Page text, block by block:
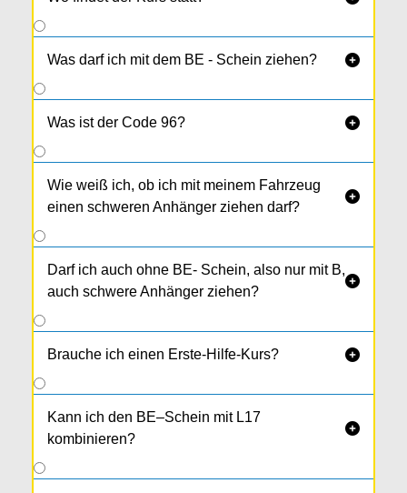
Was darf ich mit dem BE - Schein ziehen? 
Was ist der Code 96? 
Wie weiß ich, ob ich mit meinem Fahrzeug
einen schweren Anhänger ziehen darf?

Darf ich auch ohne BE- Schein, also nur mit B,
auch schwere Anhänger ziehen?

Brauche ich einen Erste-Hilfe-Kurs? 
Kann ich den BE–Schein mit L17
kombinieren?
